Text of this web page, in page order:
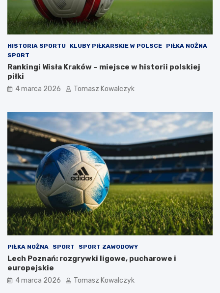
HISTORIA SPORTU KLUBY PIŁKARSKIE W POLSCE
PIŁKA NOŻNA
SPORT
Rankingi Wisła Kraków – miejsce w historii polskiej
piłki
4 marca 2026 Tomasz Kowalczyk
PIŁKA NOŻNA SPORT SPORT ZAWODOWY
Lech Poznań: rozgrywki ligowe, pucharowe i
europejskie
4 marca 2026 Tomasz Kowalczyk